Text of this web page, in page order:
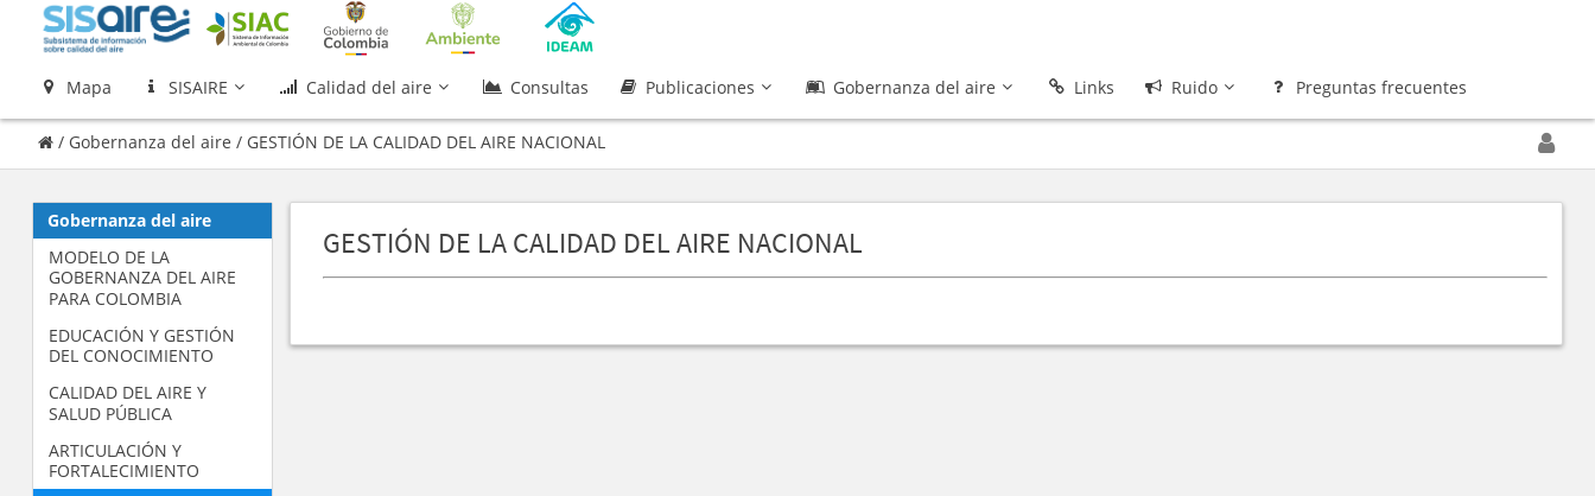
Mapa SISAIRE Calidad del aire Consultas Publicaciones Gobernanza del aire Links Ruido Preguntas frecuentes
/ Gobernanza del aire / GESTIÓN DE LA CALIDAD DEL AIRE NACIONAL
Gobernanza del aire
MODELO DE LA
GOBERNANZA DEL AIRE
PARA COLOMBIA
EDUCACIÓN Y GESTIÓN
DEL CONOCIMIENTO
CALIDAD DEL AIRE Y
SALUD PÚBLICA
ARTICULACIÓN Y
FORTALECIMIENTO
GESTIÓN DE LA CALIDAD DEL AIRE NACIONAL